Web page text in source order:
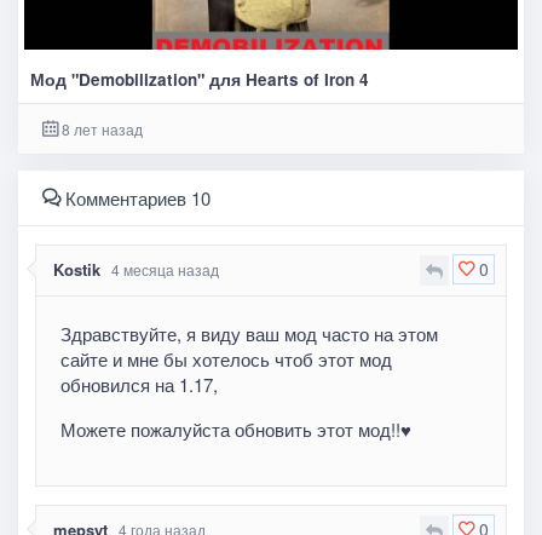
Мод "Demobilization" для Hearts of Iron 4
8 лет назад
Комментариев 10
0
Kostik 4 месяца назад
Здравствуйте, я виду ваш мод часто на этом
сайте и мне бы хотелось чтоб этот мод
обновился на 1.17,
Можете пожалуйста обновить этот мод!!♥️
0
mepsyt 4 года назад